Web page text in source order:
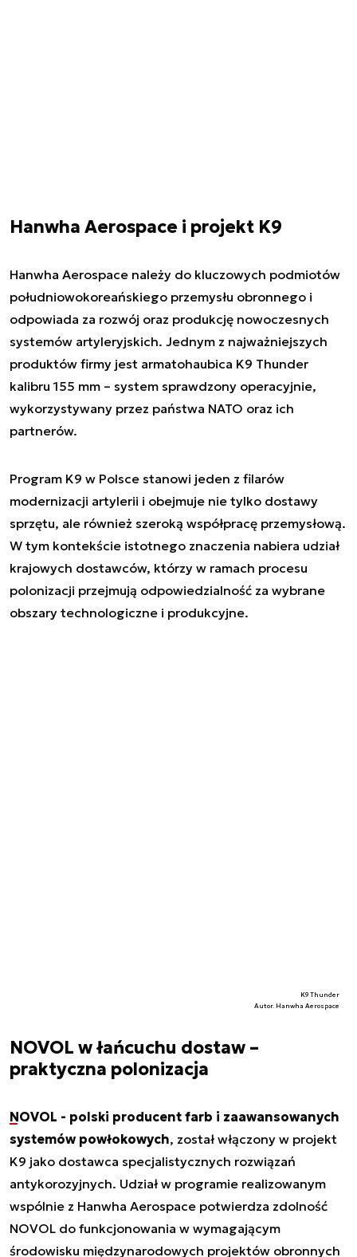
Hanwha Aerospace i projekt K9
Hanwha Aerospace należy do kluczowych podmiotów
południowokoreańskiego przemysłu obronnego i
odpowiada za rozwój oraz produkcję nowoczesnych
systemów artyleryjskich. Jednym z najważniejszych
produktów firmy jest armatohaubica K9 Thunder
kalibru 155 mm – system sprawdzony operacyjnie,
wykorzystywany przez państwa NATO oraz ich
partnerów.
Program K9 w Polsce stanowi jeden z filarów
modernizacji artylerii i obejmuje nie tylko dostawy
sprzętu, ale również szeroką współpracę przemysłową.
W tym kontekście istotnego znaczenia nabiera udział
krajowych dostawców, którzy w ramach procesu
polonizacji przejmują odpowiedzialność za wybrane
obszary technologiczne i produkcyjne.
K9 Thunder
Autor. Hanwha Aerospace
NOVOL w łańcuchu dostaw –
praktyczna polonizacja
NOVOL - polski producent farb i zaawansowanych
systemów powłokowych, został włączony w projekt
K9 jako dostawca specjalistycznych rozwiązań
antykorozyjnych. Udział w programie realizowanym
wspólnie z Hanwha Aerospace potwierdza zdolność
NOVOL do funkcjonowania w wymagającym
środowisku międzynarodowych projektów obronnych